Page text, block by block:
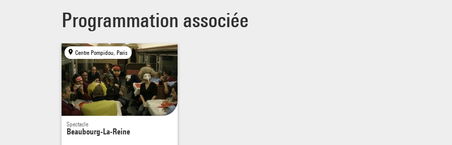
Programmation associée
Centre Pompidou, Paris
Spectacle
Beaubourg-La-Reine